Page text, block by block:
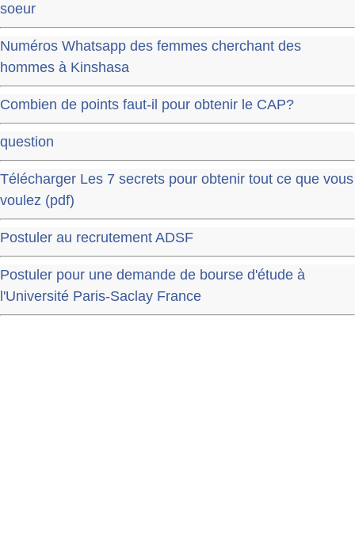
soeur
Numéros Whatsapp des femmes cherchant des
hommes à Kinshasa
Combien de points faut-il pour obtenir le CAP?
question
Télécharger Les 7 secrets pour obtenir tout ce que vous
voulez (pdf)
Postuler au recrutement ADSF
Postuler pour une demande de bourse d'étude à
l'Université Paris-Saclay France